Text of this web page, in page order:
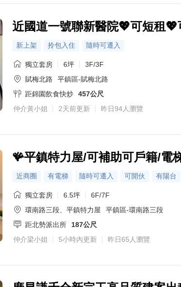
近國道一號聯新醫院💖可短租💖
新上架 拎包入住 隨時可遷入
獨立套房 6坪
3F/3F
賦梅北路
平鎮區-賦梅北路
距錦園飲食快炒
457公尺
仲介黃小姐
2天前更新 昨日94人瀏覽
🪸平鎮特力屋/可補助可戶籍/電
近商圈 有電梯 隨時可遷入 可開伙 有陽台
獨立套房 6.5坪
6F/7F
環南路三段、平鎮特力屋
平鎮區-環南路三段
距北勢派出所
187公尺
仲介梁小姐
5小時內更新 昨日65人瀏覽